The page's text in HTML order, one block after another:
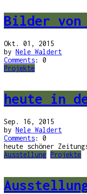
Bilder von
Okt. 01, 2015
by Nele Waldert
Comments: 0
Projekte
heute in
Sep. 16, 2015
by Nele Waldert
Comments: 0
heute schöner
Ausstellung Projekte